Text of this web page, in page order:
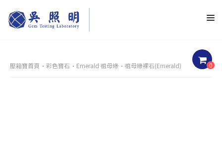
0
壓箱寶首頁 彩色寶石 Emerald 祖母綠 祖母綠裸石(Emerald)